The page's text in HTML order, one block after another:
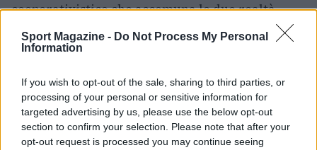
Sport Magazine - Do Not Process My Personal
Information
If you wish to opt-out of the sale, sharing to third parties, or
processing of your personal or sensitive information for
targeted advertising by us, please use the below opt-out
section to confirm your selection. Please note that after your
opt-out request is processed you may continue seeing
cooperativistico che accomuna le due realtà.
Il presidente Luciano Toscani ha espresso il suo
rappresenta un passo importante per il volley
cremonese. Ha anche sottolineato come questa
partnership contribuisca ad abbattere gli
steccati che si sono creati negli anni, unendo le